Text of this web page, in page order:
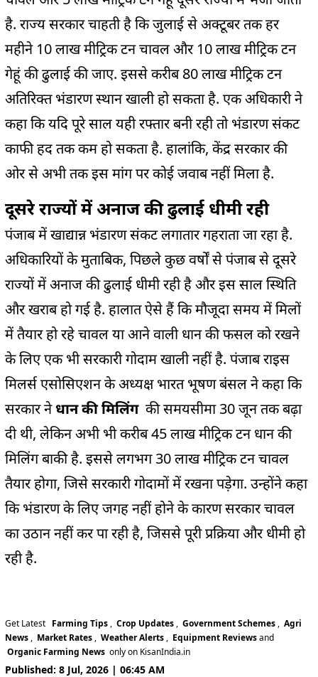
है. राज्य सरकार चाहती है कि जुलाई से अक्टूबर तक हर
महीने 10 लाख मीट्रिक टन चावल और 10 लाख मीट्रिक टन
गेहूं की ढुलाई की जाए. इससे करीब 80 लाख मीट्रिक टन
अतिरिक्त भंडारण स्थान खाली हो सकता है. एक अधिकारी ने
कहा कि यदि पूरे साल यही रफ्तार बनी रही तो भंडारण संकट
काफी हद तक कम हो सकता है. हालांकि, केंद्र सरकार की
ओर से अभी तक इस मांग पर कोई जवाब नहीं मिला है.
दूसरे राज्यों में अनाज की ढुलाई धीमी रही
पंजाब में खाद्यान्न भंडारण संकट लगातार गहराता जा रहा है.
अधिकारियों के मुताबिक, पिछले कुछ वर्षों से पंजाब से दूसरे
राज्यों में अनाज की ढुलाई धीमी रही है और इस साल स्थिति
और खराब हो गई है. हालात ऐसे हैं कि मौजूदा समय में मिलों
में तैयार हो रहे चावल या आने वाली धान की फसल को रखने
के लिए एक भी सरकारी गोदाम खाली नहीं है. पंजाब राइस
मिलर्स एसोसिएशन के अध्यक्ष भारत भूषण बंसल ने कहा कि
सरकार नेधान की मिलिंगकी समयसीमा 30 जून तक बढ़ा
दी थी, लेकिन अभी भी करीब 45 लाख मीट्रिक टन धान की
मिलिंग बाकी है. इससे लगभग 30 लाख मीट्रिक टन चावल
तैयार होगा, जिसे सरकारी गोदामों में रखना पड़ेगा. उन्होंने कहा
कि भंडारण के लिए जगह नहीं होने के कारण सरकार चावल
का उठान नहीं कर पा रही है, जिससे पूरी प्रक्रिया और धीमी हो
रही है.
Get Latest Farming Tips , Crop Updates , Government Schemes , Agri
News , Market Rates , Weather Alerts , Equipment Reviewsand
Organic Farming News only on KisanIndia.in
Published: 8 Jul, 2026 | 06:45 AM